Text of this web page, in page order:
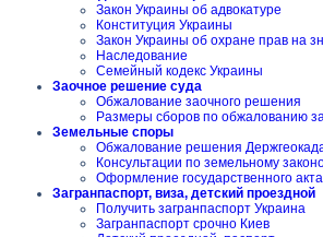
Закон Украины об адвокатуре
Конституция Украины
Закон Украины об охране прав на
Наследование
Семейный кодекс Украины
Заочное решение суда
Обжалование заочного решения
Размеры сборов по обжалованию
Земельные споры
Обжалование решения
Консультации по земельному
Оформление государственного
Загранпаспорт, виза, детский проездной
Получить загранпаспорт Украина
Загранпаспорт срочно Киев